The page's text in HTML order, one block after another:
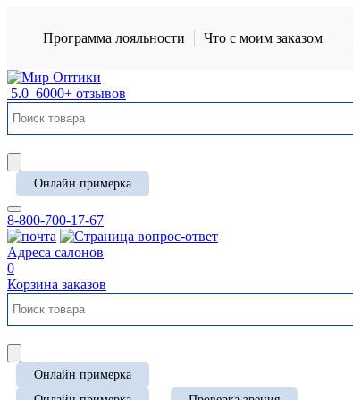
Программа лояльности Что с моим заказом
5.0 6000+ отзывов
Онлайн примерка
8-800-700-17-67
Адреса салонов
0
Корзина заказов
Онлайн примерка